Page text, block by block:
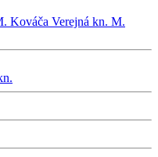
Kováča Verejná kn. M.